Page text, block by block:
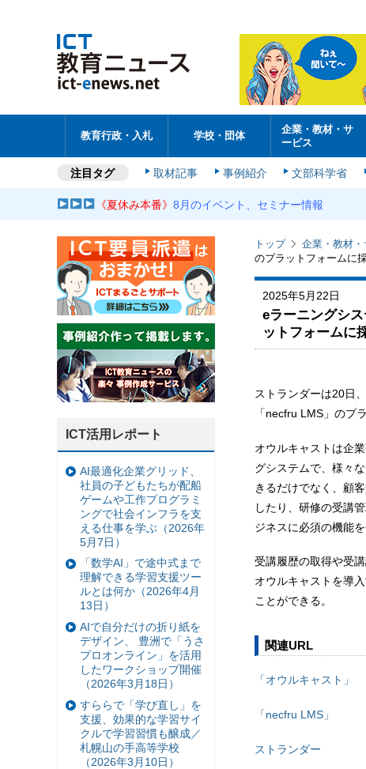
教育行政・入札 学校・団体
企業・教材・サ
ービス
注目タグ 取材記事 事例紹介 文部科学省
《夏休み本番》8月のイベント、セミナー情報
トップ 企業・教材・
のプラットフォームに
2025年5月22日
eラーニングシ
ットフォームに
ストランダーは20日
「necfru LMS」のプ
オウルキャストは企
グシステムで、様々
きるだけでなく、顧
したり、研修の受講
ジネスに必須の機能を
受講履歴の取得や受
オウルキャストを導
ことができる。
関連URL
「オウルキャスト」
「necfru LMS」
ストランダー
ICT活用レポート
AI最適化企業グリッド、
社員の子どもたちが配船
ゲームや工作プログラミ
ングで社会インフラを支
える仕事を学ぶ（2026年
5月7日）
「数学AI」で途中式まで
理解できる学習支援ツー
ルとは何か（2026年4月
13日）
AIで自分だけの折り紙を
デザイン、 豊洲で「うさ
プロオンライン」を活用
したワークショップ開催
（2026年3月18日）
すららで「学び直し」を
支援、効果的な学習サイ
クルで学習習慣も醸成／
札幌山の手高等学校
（2026年3月10日）